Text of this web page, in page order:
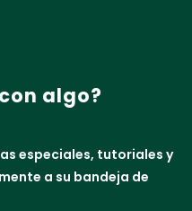
algo?
especiales, tutoriales y
a su bandeja de